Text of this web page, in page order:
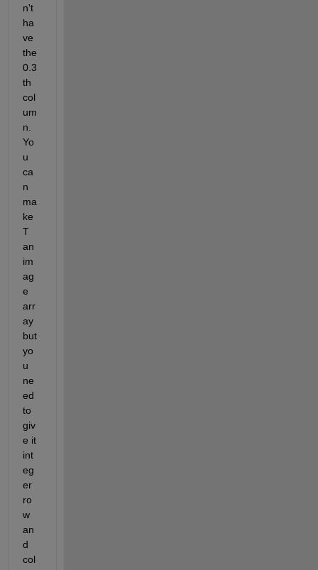
n't
ha
ve
the
0.3
th
col
um
n.
Yo
u
ca
n
ma
ke
T
an
im
ag
e
arr
ay
but
yo
u
ne
ed
to
giv
e it
int
eg
er
ro
w
an
d
col